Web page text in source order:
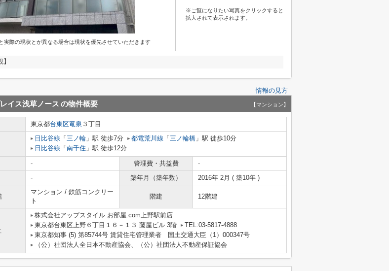
実際の現状とが異なる場合は現状を優先させていただきます
※ご覧になりたい写真をクリックすると
拡大されて表示されます。
】
情報の見方
イス浅草ノース の物件概要 【マンション】
東京都台東区竜泉 ３丁目
日比谷線 「 三ノ輪 」駅 徒歩7分 都電荒川線 「 三ノ輪橋 」駅 徒歩10分
日比谷線 「 南千住 」駅 徒歩12分
- 管理費・共益費
-
- 築年月（築年数） 2016年 2月 ( 築10年 )
マンション / 鉄筋コンクリー
ト
階建 12階建
株式会社アップスタイル お部屋.com上野駅前店
東京都台東区上野６丁目１６－１３ 藤屋ビル 3階
TEL:03-5817-4888
東京都知事 (5) 第85744号 賃貸住宅管理業者 国土交通大臣（1）000347号
（公）社団法人全日本不動産協会、（公）社団法人不動産保証協会